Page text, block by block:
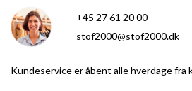
+45 27 61 20 00
stof2000@stof2000.dk
Kundeservice er åbent alle hverdage fra